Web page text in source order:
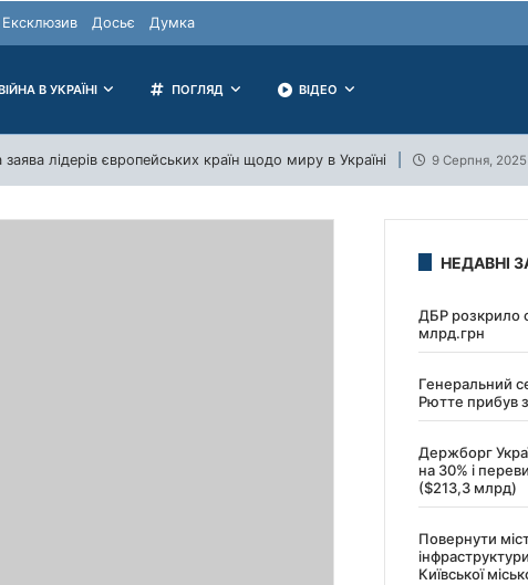
Ексклюзив Досьє Думка
В УКРАЇНІ ПОГЛЯД ВІДЕО
заява лідерів європейських країн щодо миру в Україні 9 Серпня, 2025
НЕДАВНІ
ДБР розкрило
млрд.грн
Генеральний
Рютте прибув
Держборг
на 30% і
($213,3 млрд)
Повернути
Київської